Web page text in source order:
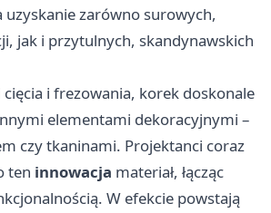
uzyskanie zarówno surowych,
jak i przytulnych, skandynawskich
i frezowania, korek doskonale
elementami dekoracyjnymi –
czy tkaninami. Projektanci coraz
ten innowacja materiał, łącząc
W efekcie powstają